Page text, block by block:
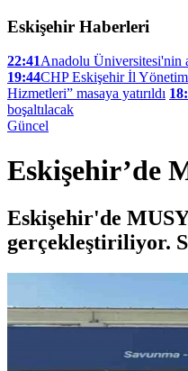
Eskişehir Haberleri
22:41Anadolu Üniversitesi'nin
19:44CHP Eskişehir İl
Hizmetleri” masaya yatırıldı
boşaltılacak
Güncel
Eskişehir’de
Eskişehir'de
gerçekleştiriliyor.